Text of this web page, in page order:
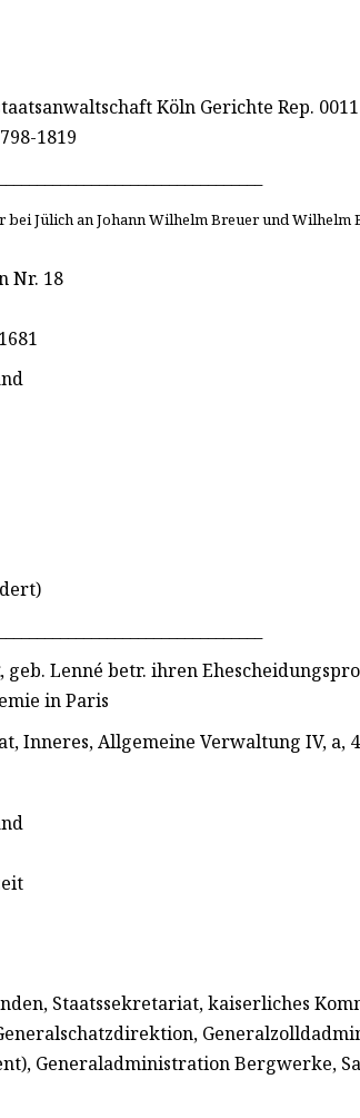
Köln Gerichte Rep. 0011
1819
bei Jülich an Johann Wilhelm Breuer und Wilhelm
Nr. 18
, geb. Lenné betr. ihren
in Paris
Inneres, Allgemeine Verwaltung IV, a,
Staatssekretariat, kaiserliches
Generaladministration Bergwerke,